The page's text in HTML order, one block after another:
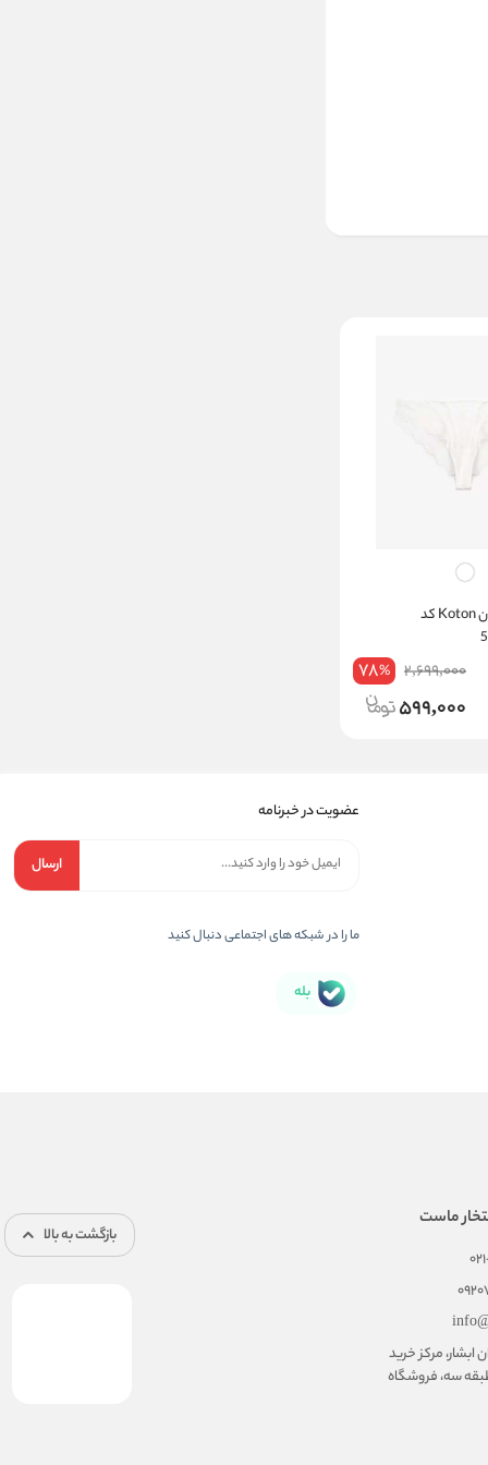
شورت زنانه کوتون Koton کد
2,699,000
78%
599,000
عضویت در خبرنامه
ارسال
ما را در شبکه های اجتماعی دنبال کنید
بله
ماست
مرکز خرید
سه، فروشگاه
بازگشت به بالا